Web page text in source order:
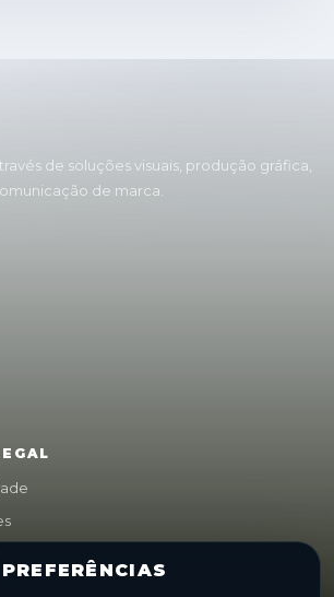
de soluções visuais, produção gráfica,
de marca.